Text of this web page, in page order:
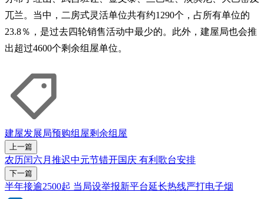
兀兰。当中，二房式灵活单位共有约1290个，占所有单位的
23.8％，是过去四轮销售活动中最少的。此外，建屋局也会推
出超过4600个剩余组屋单位。
建屋发展局预购组屋剩余组屋
上一篇
农历闰六月推迟中元节错开国庆 有利歌台安排
下一篇
半年接逾2500起 当局设举报新平台延长热线严打电子烟